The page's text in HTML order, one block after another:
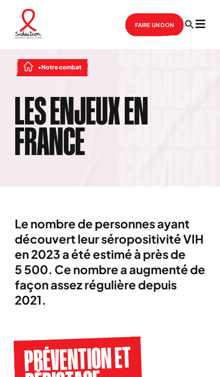
FAIRE UN DON
Notre combat
LES ENJEUX EN
FRANCE
Le nombre de personnes ayant
découvert leur séropositivité VIH
en 2023 a été estimé à près de
5 500. Ce nombre a augmenté de
façon assez régulière depuis
2021.
PRÉVENTION ET